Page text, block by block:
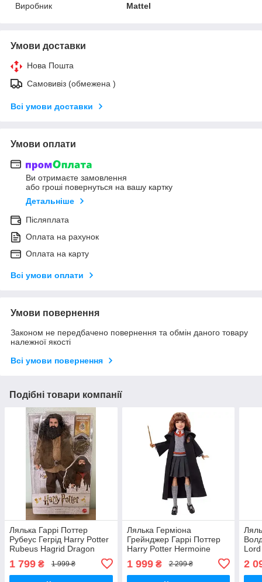
Виробник
Mattel
Умови доставки
Нова Пошта
Самовивіз (обмежена )
Всі умови доставки
Умови оплати
Ви отримаєте замовлення
або гроші повернуться на вашу картку
Детальніше
Післяплата
Оплата на рахунок
Оплата на карту
Всі умови оплати
Умови повернення
Законом не передбачено повернення та обмін даного товару
належної якості
Всі умови повернення
Подібні товари компанії
Лялька Гаррі Поттер
Рубеус Гегрід Harry Potter
Rubeus Hagrid Dragon
1 799 ₴ 1 999 ₴
Лялька Герміона
Грейнджер Гаррі Поттер
Harry Potter Hermoine
1 999₴ 2 299 ₴ 2